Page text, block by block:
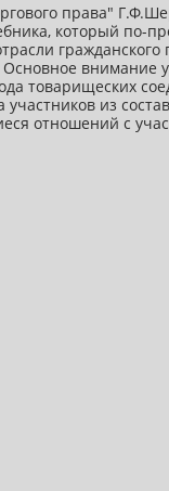
права"
который по-
Основное внимание
товарищеских
из
отношений с